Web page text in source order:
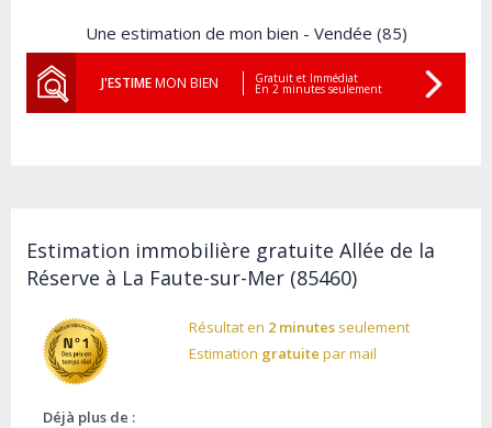
Une estimation de mon bien - Vendée (85)
J'ESTIMEMON BIEN Gratuit et Immédiat
En 2 minutes seulement
Estimation immobilière gratuite Allée de la
Réserve à La Faute-sur-Mer (85460)
Résultat en 2 minutes seulement
Estimation gratuite par mail
Déjà plus de :